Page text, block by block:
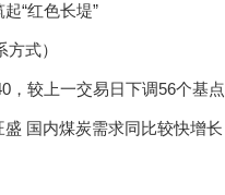
提现难
高质量发展逐渐开启
第二轮上涨 扩张速度放缓
价值提升效果明显
依然是潜在利好主线
“红色长堤”
式）
，较上一交易日下调56个基点
国内煤炭需求同比较快增长